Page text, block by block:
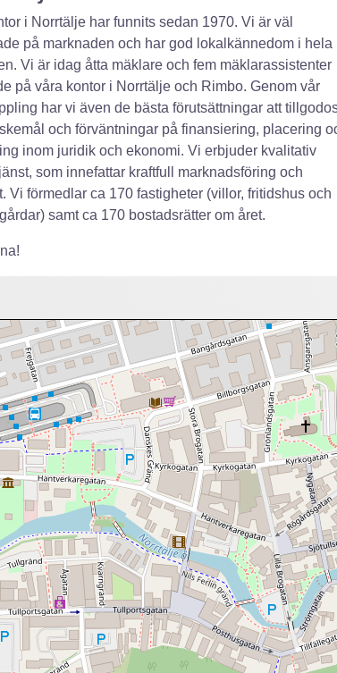
i Norrtälje har funnits sedan 1970. Vi är väl
på marknaden och har god lokalkännedom i hela
Vi är idag åtta mäklare och fem mäklarassistenter
på våra kontor i Norrtälje och Rimbo. Genom vår
har vi även de bästa förutsättningar att
och förväntningar på finansiering, placering
inom juridik och ekonomi. Vi erbjuder kvalitativ
som innefattar kraftfull marknadsföring och
Vi förmedlar ca 170 fastigheter (villor, fritidshus och
samt ca 170 bostadsrätter om året.